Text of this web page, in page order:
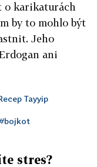
o karikaturách
by to mohlo být
Jeho
ani
Tayyip
stres?